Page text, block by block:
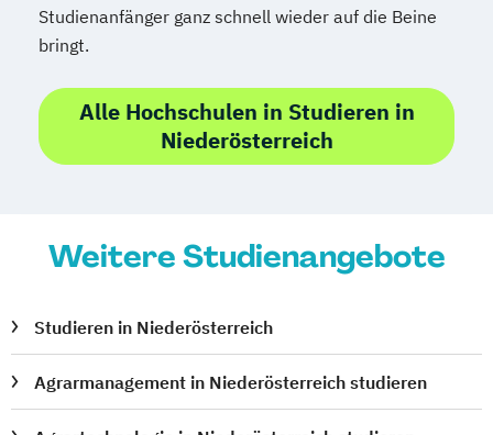
Studienanfänger ganz schnell wieder auf die Beine
bringt.
Alle Hochschulen in Studieren in
Niederösterreich
Weitere Studienangebote
Studieren in Niederösterreich
Agrarmanagement in Niederösterreich studieren